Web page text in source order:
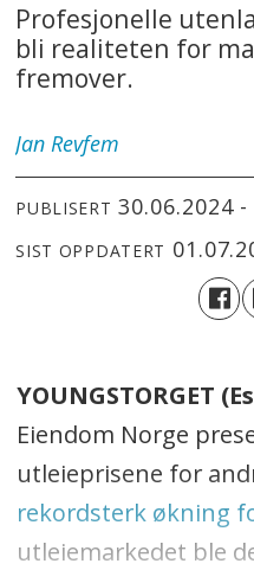
Profesjonelle
bli realiteten for
fremover.
Jan Revfem
PUBLISERT 30.06.2024
SIST OPPDATERT
YOUNGSTORGET
Eiendom Norge
utleieprisene for
rekordsterk økning
utleiemarkedet ble